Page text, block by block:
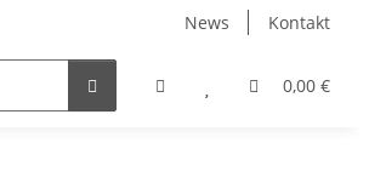
News Kontakt
0,00 €